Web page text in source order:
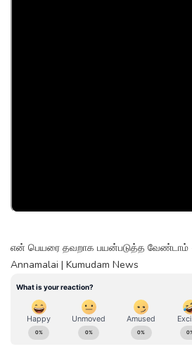
என் பெயரை தவறாக பயன்படுத்த
Annamalai | Kumudam News